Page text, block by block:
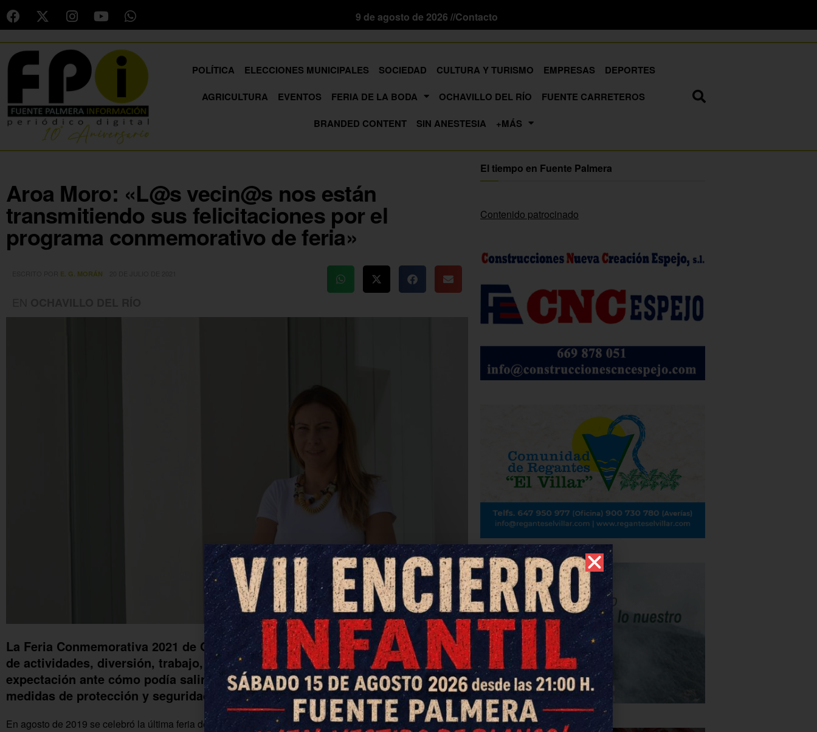
9 de agosto de 2026 //Contacto
POLÍTICA ELECCIONES MUNICIPALES SOCIEDAD CULTURA Y TURISMO EMPRESAS
DEPORTES
AGRICULTURA
EVENTOS FERIA DE LA BODA OCHAVILLO DEL RÍO
FUENTE CARRETEROS
BRANDED CONTENT
SIN ANESTESIA +MÁS
Aroa Moro: «L@s vecin@s nos están
transmitiendo sus felicitaciones por el
programa conmemorativo de feria»
E. G. MORÁN
La Feria Conmemorativa 2021 de Ochavillo del Río culminó ayer tras cinco días
de actividades, diversión, trabajo, alegría y nervios, ya que había mucha
expectación ante cómo podía salir este evento pionero marcado por las
medidas de protección y seguridad frente al Covid.
En agosto de 2019 se celebró la última feria de la Colonia tal como las conocemos tradicionalmente. Fue la
El tiempo en Fuente Palmera
Contenido patrocinado